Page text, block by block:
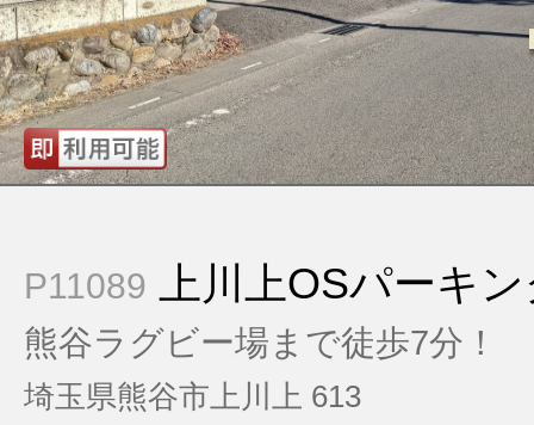
P11089 上川上OSパーキ
熊谷ラグビー場まで徒歩7分！
埼玉県熊谷市上川上 613